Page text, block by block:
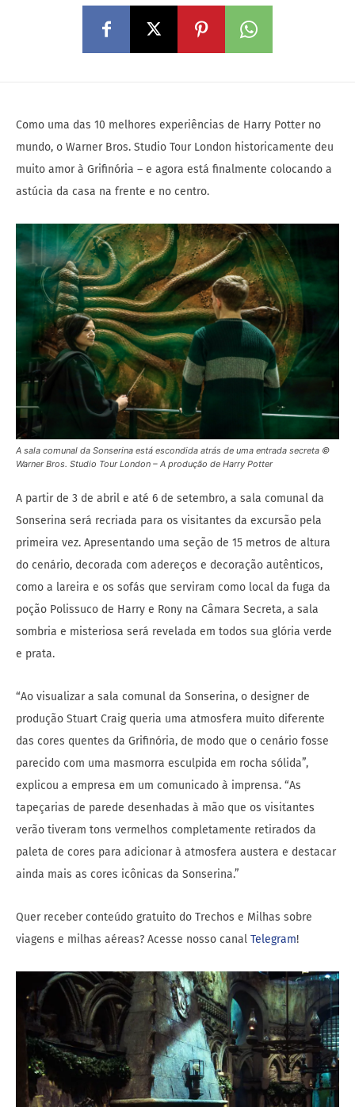
Como uma das 10 melhores experiências de Harry Potter no
mundo, o Warner Bros. Studio Tour London historicamente deu
muito amor à Grifinória – e agora está finalmente colocando a
astúcia da casa na frente e no centro.
A sala comunal da Sonserina está escondida atrás de uma entrada secreta ©
Warner Bros. Studio Tour London – A produção de Harry Potter
A partir de 3 de abril e até 6 de setembro, a sala comunal da
Sonserina será recriada para os visitantes da excursão pela
primeira vez. Apresentando uma seção de 15 metros de altura
do cenário, decorada com adereços e decoração autênticos,
como a lareira e os sofás que serviram como local da fuga da
poção Polissuco de Harry e Rony na Câmara Secreta, a sala
sombria e misteriosa será revelada em todos sua glória verde
e prata.
“Ao visualizar a sala comunal da Sonserina, o designer de
produção Stuart Craig queria uma atmosfera muito diferente
das cores quentes da Grifinória, de modo que o cenário fosse
parecido com uma masmorra esculpida em rocha sólida”,
explicou a empresa em um comunicado à imprensa. “As
tapeçarias de parede desenhadas à mão que os visitantes
verão tiveram tons vermelhos completamente retirados da
paleta de cores para adicionar à atmosfera austera e destacar
ainda mais as cores icônicas da Sonserina.”
Quer receber conteúdo gratuito do Trechos e Milhas sobre
viagens e milhas aéreas? Acesse nosso canal Telegram!